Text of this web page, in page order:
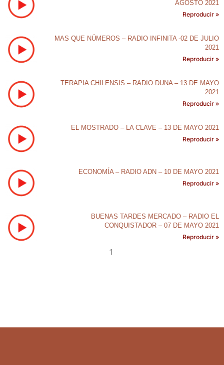
AGOSTO 2021
Reproducir »
MAS QUE NÚMEROS – RADIO INFINITA -02 DE JULIO
2021
Reproducir »
TERAPIA CHILENSIS – RADIO DUNA – 13 DE MAYO
2021
Reproducir »
EL MOSTRADO – LA CLAVE – 13 DE MAYO 2021
Reproducir »
ECONOMÍA – RADIO ADN – 10 DE MAYO 2021
Reproducir »
BUENAS TARDES MERCADO – RADIO EL
CONQUISTADOR – 07 DE MAYO 2021
Reproducir »
1